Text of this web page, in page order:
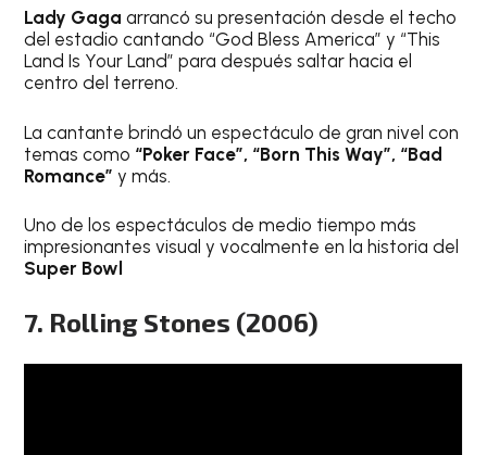
Lady Gaga arrancó su presentación desde el techo
del estadio cantando “God Bless America” ​​y “This
Land Is Your Land” para después saltar hacia el
centro del terreno.
La cantante brindó un espectáculo de gran nivel con
temas como “Poker Face”, “Born This Way”, “Bad
Romance” y más.
Uno de los espectáculos de medio tiempo más
impresionantes visual y vocalmente en la historia del
Super Bowl
7. Rolling Stones (2006)